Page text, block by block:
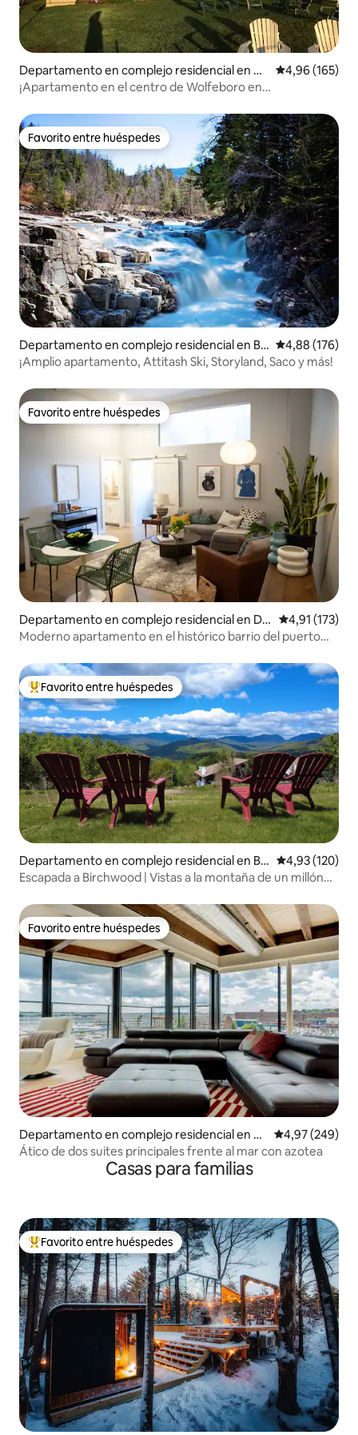
Departamento en complejo residencial en W
olfeboro
Calificación
4,96 (165)
¡Apartamento en el centro de Wolfeboro en
Favorito entre huéspedes
Favorito entre huéspedes
Departamento en complejo residencial en Ba
rtlett
Calificación
4,88 (176)
¡Amplio apartamento, Attitash Ski, Storyland, Saco y más!
Favorito entre huéspedes
Favorito entre huéspedes
Departamento en complejo residencial en Do
wntown Portland
Calificación
4,91 (173)
Moderno apartamento en el histórico barrio del puerto
Favorito entre los huéspedes más destacados
Favorito entre huéspedes
Departamento en complejo residencial en Ba
rtlett
Calificación
4,93 (120)
Escapada a Birchwood | Vistas a la montaña de un millón
Favorito entre huéspedes
Favorito entre huéspedes
Departamento en complejo residencial en D
owntown Portland
Calificación
4,97 (249)
Ático de dos suites principales frente al mar con azotea
Casas para familias
Favorito entre los huéspedes más destacados
Favorito entre huéspedes